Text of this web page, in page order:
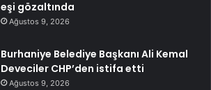
eşi gözaltında
Ağustos 9, 2026
Burhaniye Belediye Başkanı Ali Kemal
Deveciler CHP’den istifa etti
Ağustos 9, 2026